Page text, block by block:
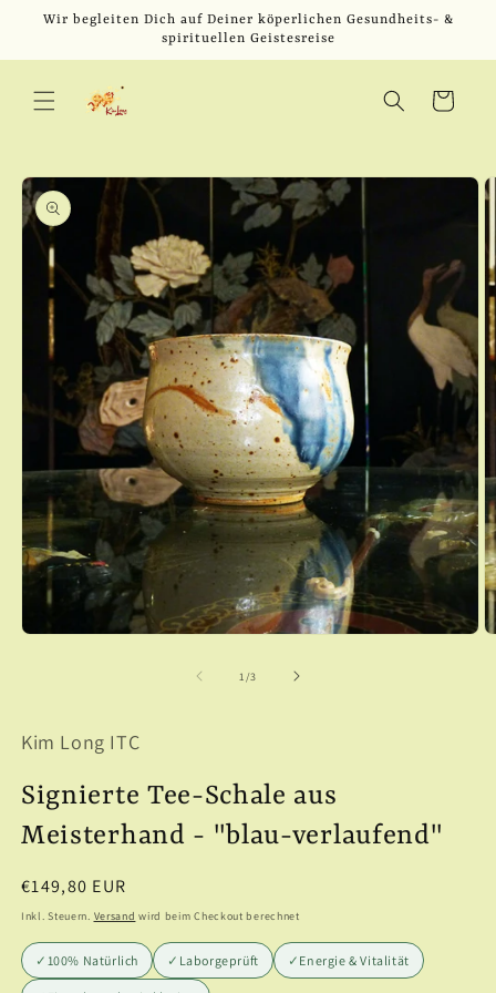
zum
Wir begleiten Dich auf Deiner köperlichen Gesundheits- &
spirituellen Geistesreise
Warenkorb
1 /von
3
Kim Long ITC
Signierte Tee-Schale aus
Meisterhand - "blau-verlaufend"
Normaler
Preis
€149,80 EUR
Inkl. Steuern. Versand wird beim Checkout berechnet
✓ 100% Natürlich ✓ Laborgeprüft ✓ Energie & Vitalität